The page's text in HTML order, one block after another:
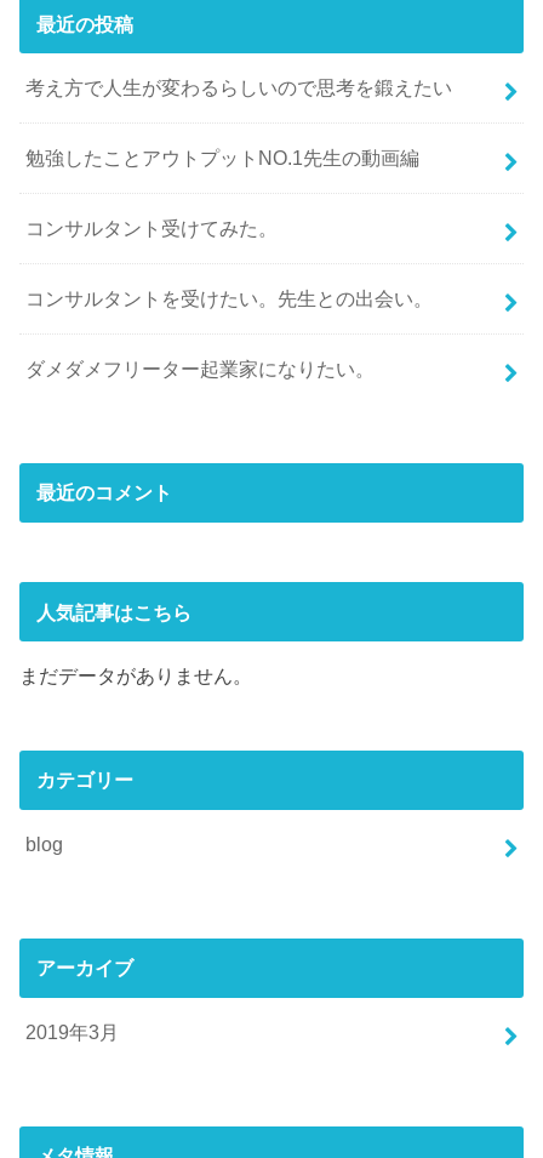
最近の投稿
考え方で人生が変わるらしいので思考を鍛えたい
勉強したことアウトプットNO.1先生の動画編
コンサルタント受けてみた。
コンサルタントを受けたい。先生との出会い。
ダメダメフリーター起業家になりたい。
最近のコメント
人気記事はこちら
まだデータがありません。
カテゴリー
blog
アーカイブ
2019年3月